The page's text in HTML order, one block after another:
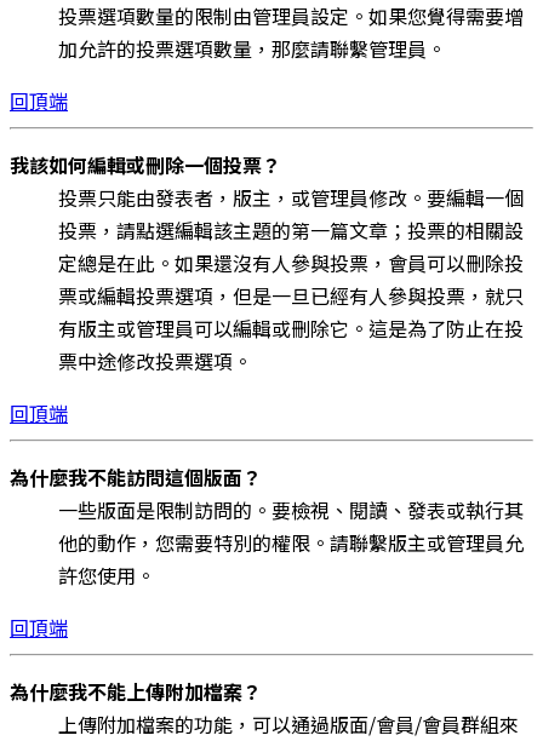
投票選項數量的限制由管理員設定。如果您覺得需要增
加允許的投票選項數量，那麼請聯繫管理員。
回頂端
我該如何編輯或刪除一個投票？
投票只能由發表者，版主，或管理員修改。要編輯一個
投票，請點選編輯該主題的第一篇文章；投票的相關設
定總是在此。如果還沒有人參與投票，會員可以刪除投
票或編輯投票選項，但是一旦已經有人參與投票，就只
有版主或管理員可以編輯或刪除它。這是為了防止在投
票中途修改投票選項。
回頂端
為什麼我不能訪問這個版面？
一些版面是限制訪問的。要檢視、閱讀、發表或執行其
他的動作，您需要特別的權限。請聯繫版主或管理員允
許您使用。
回頂端
為什麼我不能上傳附加檔案？
上傳附加檔案的功能，可以通過版面/會員/會員群組來